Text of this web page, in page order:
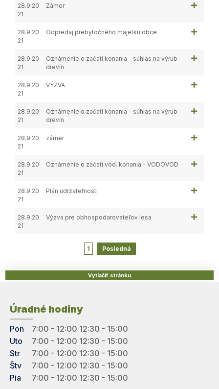
28.9.20
21
Zámer
28.9.20
21
Odpredaj prebytočného majetku obce
28.9.20
21
Oznámenie o začatí konania - súhlas na výrub
drevín
28.9.20
21
VÝZVA
28.9.20
21
Oznámenie o začatí konania - súhlas na výrub
drevín
28.9.20
21
zámer
28.9.20
21
Oznámenie o začatí vod. konania - VODOVOD
28.9.20
21
Plán udržateľnosti
28.9.20
21
Výzva pre obhospodarovateľov lesa
1 Posledná
Vytlačiť stránku
Úradné hodiny
Pon
7:00 - 12:00 12:30 - 15:00
Uto
7:00 - 12:00 12:30 - 15:00
Str
7:00 - 12:00 12:30 - 15:00
Štv
7:00 - 12:00 12:30 - 15:00
Pia
7:00 - 12:00 12:30 - 15:00